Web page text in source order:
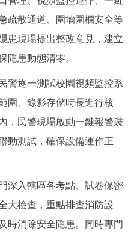
服務 部門服務
服務 投資項目
政務
圖説互動
疏散通道、圍墻圍欄安全等
患現場提出整改意見，建立
隱患動態清零。
警逐一測試校園視頻監控系
圍、錄影存儲時長進行核
，民警現場啟動一鍵報警裝
動測試，確保設備運作正
深入轄區各考點、試卷保密
大檢查，重點排查消防設
時消除安全隱患。同時專門